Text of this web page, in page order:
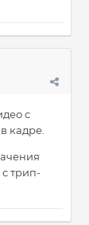
с
кадре.
трип-